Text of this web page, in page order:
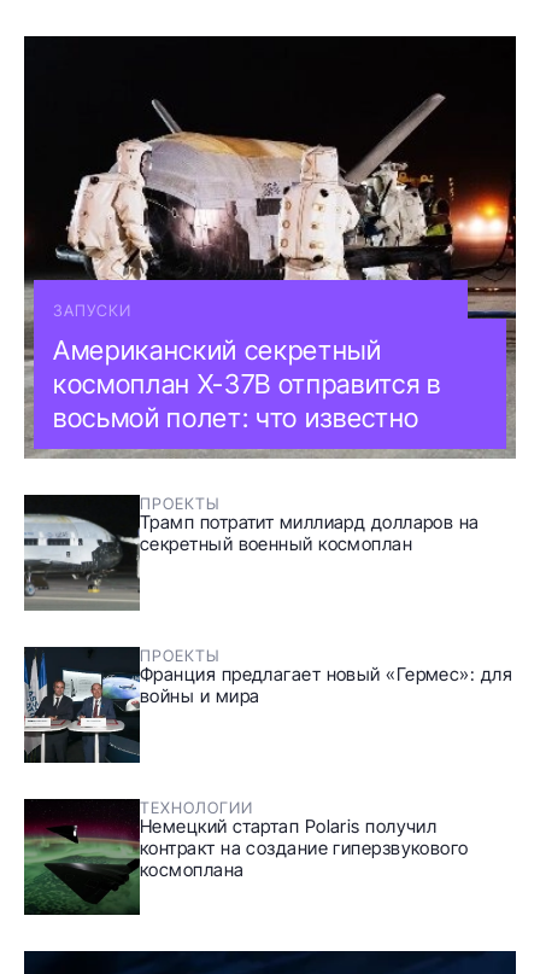
ЗАПУСКИ
Американский секретный
космоплан X-37B отправится в
восьмой полет: что известно
ПРОЕКТЫ
Трамп потратит миллиард долларов на
секретный военный космоплан
ПРОЕКТЫ
Франция предлагает новый «Гермес»: для
войны и мира
ТЕХНОЛОГИИ
Немецкий стартап Polaris получил
контракт на создание гиперзвукового
космоплана